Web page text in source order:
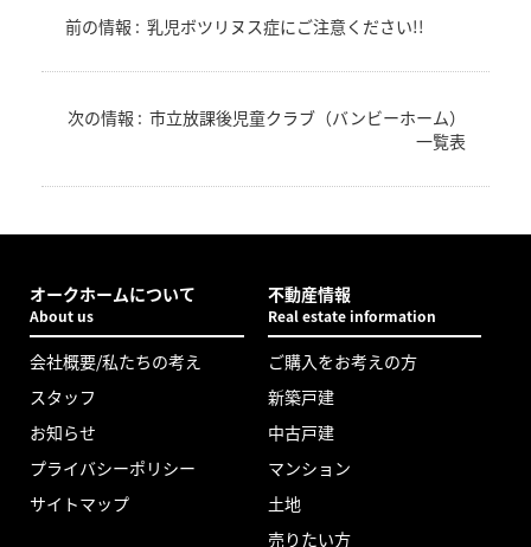
前の情報 : 乳児ボツリヌス症にご注意ください!!
次の情報 : 市立放課後児童クラブ（バンビーホーム）
一覧表
オークホームについて
About us
会社概要/私たちの考え
スタッフ
お知らせ
プライバシーポリシー
サイトマップ
不動産情報
Real estate information
ご購入をお考えの方
新築戸建
中古戸建
マンション
土地
売りたい方